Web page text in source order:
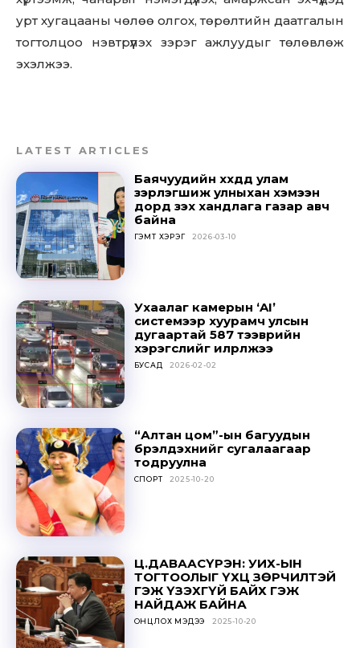
out!
Sing up for our newsletter
to stay in the loop.
урт хугацааны чөлөө олгох, төрөлтийн даатгалын
тогтолцоо нэвтрүүлэх зэрэг ажлуудыг төлөвлөж
эхэлжээ.
LATEST ARTICLES
Баячуудийн хүүхдүүд улам
зэрлэгшиж улныхан хэмээн
дорд үзэх хандлага газар авч
байна
ГЭМТ ХЭРЭГ 2026-03-10
Ухаалаг камерын ‘AI’
системээр хуурамч улсын
дугаартай 587 тээврийн
хэрэгслийг илрүүлжээ
БУСАД 2026-02-02
“Алтан цом”-ын багуудын
бүрэлдэхүүнийг сугалаагаар
тодруулна
СПОРТ 2025-10-20
Ц.ДАВААСҮРЭН: УИХ-ЫН
ТОГТООЛЫГ ҮХЦ ЗӨРЧИЛТЭЙ
ГЭЖ ҮЗЭХГҮЙ БАЙХ ГЭЖ
НАЙДАЖ БАЙНА
ОНЦЛОХ МЭДЭЭ 2025-10-20